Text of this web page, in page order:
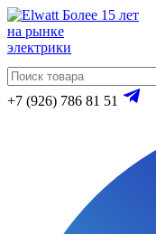
Более 15 лет
на рынке
электрики
+7 (926) 786 81 51